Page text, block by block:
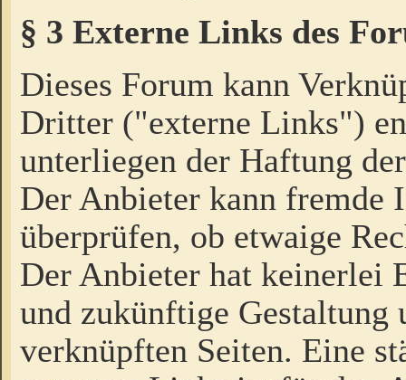
§ 3 Externe Links des
Dieses Forum kann
Dritter ("externe Links")
unterliegen der Haftung
Der Anbieter kann fremde
überprüfen, ob etwaige
Der Anbieter hat keinerlei
und zukünftige Gestaltung
verknüpften Seiten. Eine